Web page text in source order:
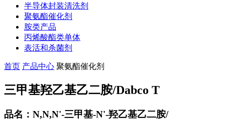
半导体封装清洗剂
聚氨酯催化剂
胺类产品
丙烯酸酯类单体
表活和杀菌剂
首页 产品中心 聚氨酯催化剂
三甲基羟乙基乙二胺/Dabco T
品名：N,N,N'-三甲基-N'-羟乙基乙二胺/